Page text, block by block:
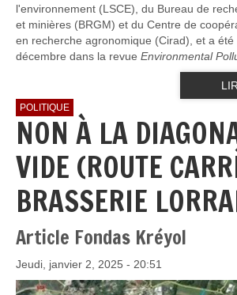
l'environnement (LSCE), du Bureau de
et minières (BRGM) et du Centre de
en recherche agronomique (Cirad), et a été
décembre dans la revue Environmental
POLITIQUE
NON À LA
VIDE (ROUTE
BRASSERIE
Article Fondas Kréyol
Jeudi, janvier 2, 2025 - 20:51